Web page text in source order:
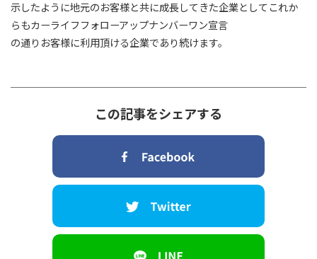
示したように地元のお客様と共に成長してきた企業としてこれか
らもカーライフフォローアップナンバーワン宣言
の通りお客様に利用頂ける企業であり続けます。
この記事をシェアする